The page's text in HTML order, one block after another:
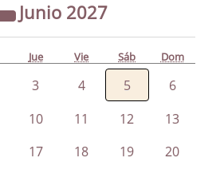
Junio 2027
Jue Vie Sáb Dom
3 4 5
6
10 11 12
13
17 18 19 20